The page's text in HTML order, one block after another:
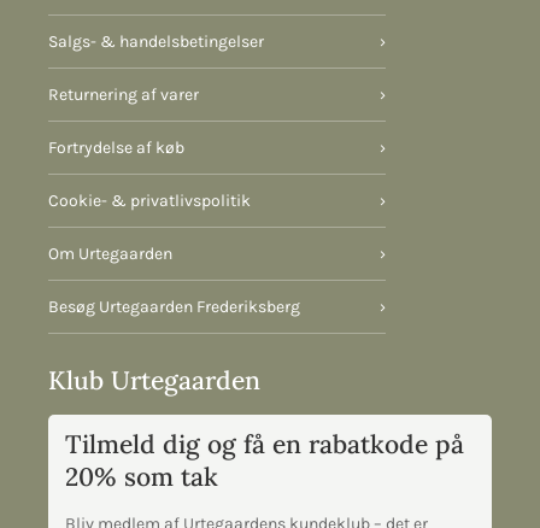
Salgs- & handelsbetingelser ›
Returnering af varer ›
Fortrydelse af køb ›
Cookie- & privatlivspolitik ›
Om Urtegaarden ›
Besøg Urtegaarden Frederiksberg ›
Klub Urtegaarden
Tilmeld dig og få en rabatkode på
20% som tak